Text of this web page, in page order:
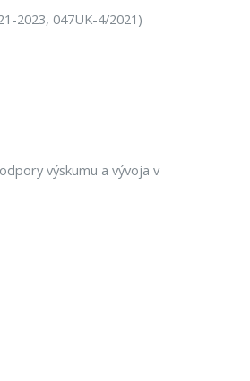
2023, 047UK-4/2021)
výskumu a vývoja v